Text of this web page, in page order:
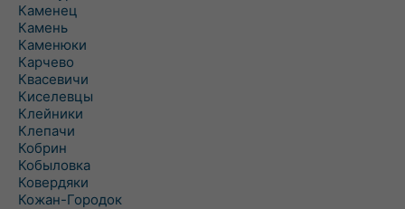
Каменец
Камень
Каменюки
Карчево
Квасевичи
Киселевцы
Клейники
Клепачи
Кобрин
Кобыловка
Ковердяки
Кожан-Городок